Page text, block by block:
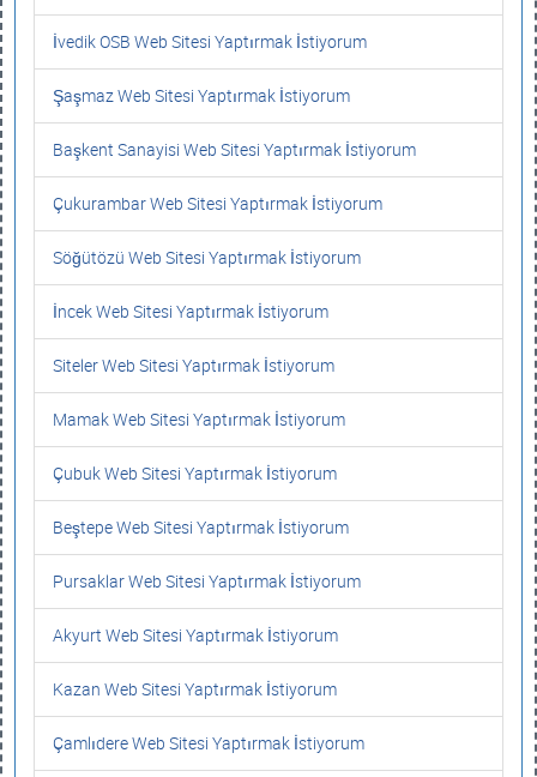
İvedik OSB Web Sitesi Yaptırmak İstiyorum
Şaşmaz Web Sitesi Yaptırmak İstiyorum
Başkent Sanayisi Web Sitesi Yaptırmak İstiyorum
Çukurambar Web Sitesi Yaptırmak İstiyorum
Söğütözü Web Sitesi Yaptırmak İstiyorum
İncek Web Sitesi Yaptırmak İstiyorum
Siteler Web Sitesi Yaptırmak İstiyorum
Mamak Web Sitesi Yaptırmak İstiyorum
Çubuk Web Sitesi Yaptırmak İstiyorum
Beştepe Web Sitesi Yaptırmak İstiyorum
Pursaklar Web Sitesi Yaptırmak İstiyorum
Akyurt Web Sitesi Yaptırmak İstiyorum
Kazan Web Sitesi Yaptırmak İstiyorum
Çamlıdere Web Sitesi Yaptırmak İstiyorum